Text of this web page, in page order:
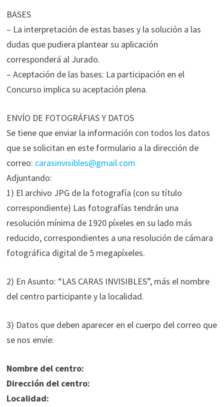
BASES
– La interpretación de estas bases y la solución a las
dudas que pudiera plantear su aplicación
corresponderá al Jurado.
– Aceptación de las bases: La participación en el
Concurso implica su aceptación plena.
ENVÍO DE FOTOGRÁFIAS Y DATOS
Se tiene que enviar la información con todos los datos
que se solicitan en este formulario a la dirección de
correo: carasinvisibles@gmail.com
Adjuntando:
1) El archivo JPG de la fotografía (con su título
correspondiente) Las fotografías tendrán una
resolución mínima de 1920 píxeles en su lado más
reducido, correspondientes a una resolución de cámara
fotográfica digital de 5 megapíxeles.
2) En Asunto: “LAS CARAS INVISIBLES”, más el nombre
del centro participante y la localidad.
3) Datos que deben aparecer en el cuerpo del correo que
se nos envíe:
Nombre del centro:
Dirección del centro:
Localidad: